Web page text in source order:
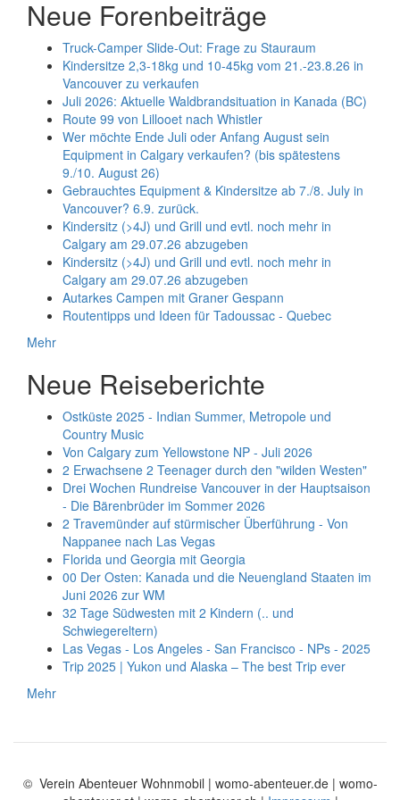
Neue Forenbeiträge
Truck-Camper Slide-Out: Frage zu Stauraum
Kindersitze 2,3-18kg und 10-45kg vom 21.-23.8.26 in
Vancouver zu verkaufen
Juli 2026: Aktuelle Waldbrandsituation in Kanada (BC)
Route 99 von Lillooet nach Whistler
Wer möchte Ende Juli oder Anfang August sein
Equipment in Calgary verkaufen? (bis spätestens
9./10. August 26)
Gebrauchtes Equipment & Kindersitze ab 7./8. July in
Vancouver? 6.9. zurück.
Kindersitz (>4J) und Grill und evtl. noch mehr in
Calgary am 29.07.26 abzugeben
Kindersitz (>4J) und Grill und evtl. noch mehr in
Calgary am 29.07.26 abzugeben
Autarkes Campen mit Graner Gespann
Routentipps und Ideen für Tadoussac - Quebec
Mehr
Neue Reiseberichte
Ostküste 2025 - Indian Summer, Metropole und
Country Music
Von Calgary zum Yellowstone NP - Juli 2026
2 Erwachsene 2 Teenager durch den "wilden Westen"
Drei Wochen Rundreise Vancouver in der Hauptsaison
- Die Bärenbrüder im Sommer 2026
2 Travemünder auf stürmischer Überführung - Von
Nappanee nach Las Vegas
Florida und Georgia mit Georgia
00 Der Osten: Kanada und die Neuengland Staaten im
Juni 2026 zur WM
32 Tage Südwesten mit 2 Kindern (.. und
Schwiegereltern)
Las Vegas - Los Angeles - San Francisco - NPs - 2025
Trip 2025 | Yukon und Alaska – The best Trip ever
Mehr
© Verein Abenteuer Wohnmobil | womo-abenteuer.de | womo-